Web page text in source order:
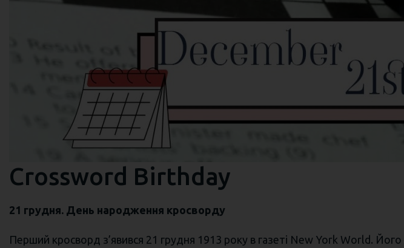
Crossword Birthday
21 грудня. День народження кросворду
Перший кросворд з’явився 21 грудня 1913 року в газеті New York World.